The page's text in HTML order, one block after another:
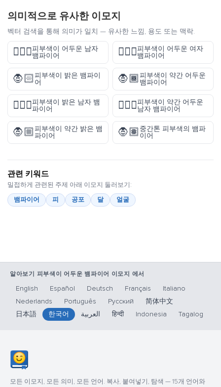
의미적으로 유사한 이모지
벡터 검색을 통해 의미가 일치 — 유사한 느낌, 용도 또는 맥락.
🧛🏿‍♂️피부색이 어두운 남자
뱀파이어
🧛🏿‍♀️피부색이 어두운 여자
뱀파이어
🧛🏻피부색이 밝은 뱀파이
어
🧛🏾피부색이 약간 어두운
뱀파이어
🧛🏻‍♂️피부색이 밝은 남자 뱀
파이어
🧛🏾‍♂️피부색이 약간 어두운
남자 뱀파이어
🧛🏼피부색이 약간 밝은 뱀
파이어
🧛🏽중간톤 피부색의 뱀파
이어
관련 키워드
밀접하게 관련된 주제 아래 이모지 둘러보기:
뱀파이어
피 공포 달 얼굴
알아보기 피부색이 어두운 뱀파이어 이모지 에서
English Español Deutsch Français
Italiano
Nederlands
Português Русский
简体中文
日本語
한국어 العربية हिन्दी Indonesia Tagalog
모든 이모지, 모든 의미, 모든 언어. 복사, 붙여넣기, 탐색 — 15개 언어와